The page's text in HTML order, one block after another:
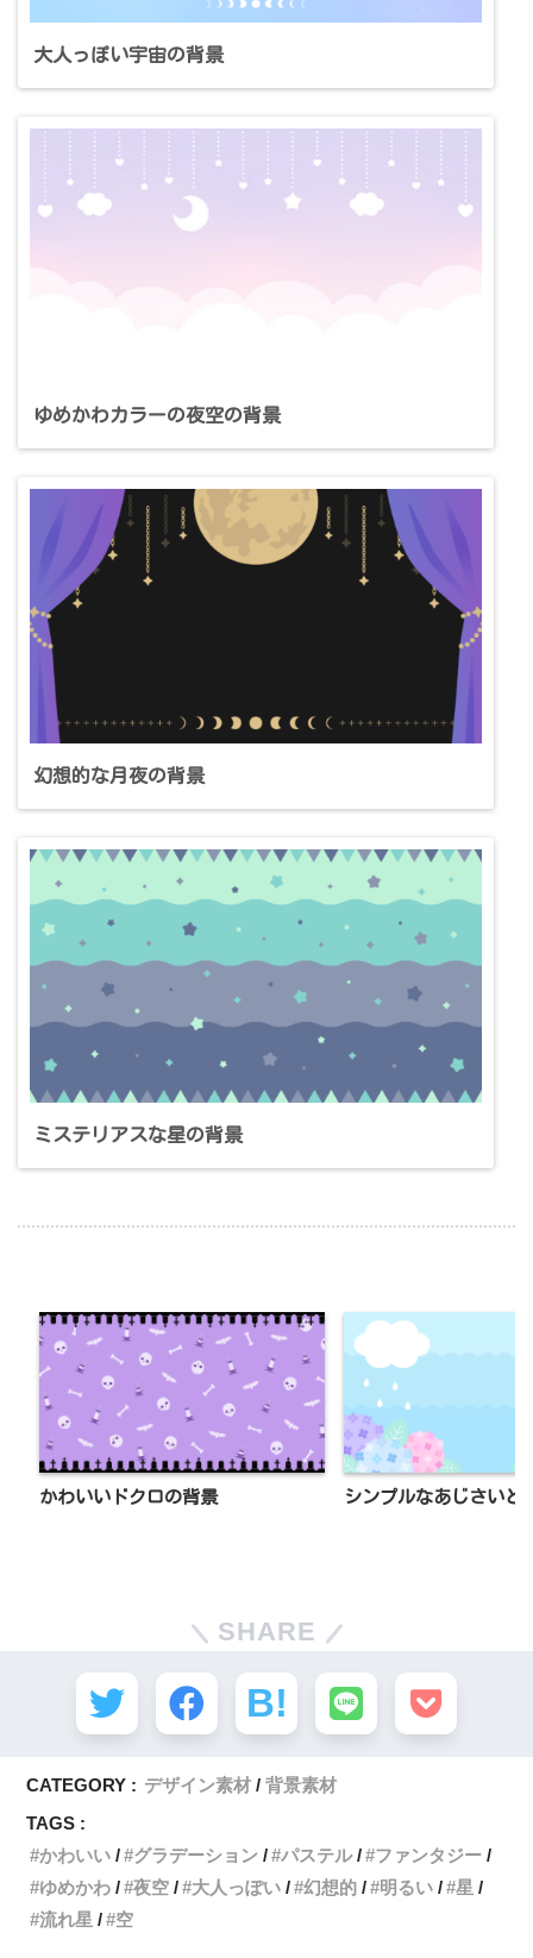
大人っぽい宇宙の背景
ゆめかわカラーの夜空の背景
幻想的な月夜の背景
ミステリアスな星の背景
かわいいドクロの背景 シンプルなあじさいと
SHARE
CATEGORY : デザイン素材
背景素材
TAGS :
かわいい
グラデーション パステル
ファンタジー
ゆめかわ
夜空 大人っぽい 幻想的 明るい
星
流れ星
空